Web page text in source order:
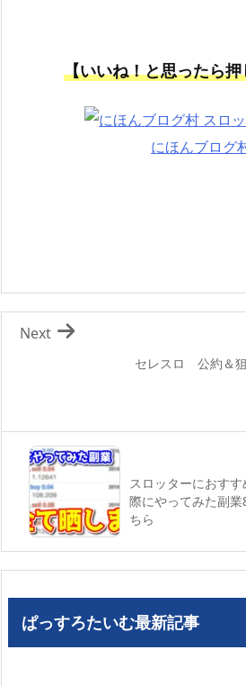
【いいね！と思ったら
にほんブログ
セレスロ 公約＆
Next
スロッターにおす
際にやってみた副
ちら
ぱっすろたいむ最新記事